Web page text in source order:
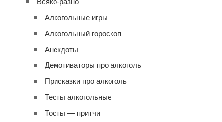
Алкогольные игры
Алкогольный гороскоп
Анекдоты
Демотиваторы про алкоголь
Присказки про алкоголь
Тесты алкогольные
Тосты — притчи